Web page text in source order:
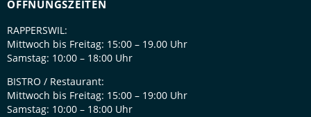
ÖFFNUNGSZEITEN
RAPPERSWIL:
Mittwoch bis Freitag: 15:00 – 19.00 Uhr
Samstag: 10:00 – 18:00 Uhr
BISTRO / Restaurant:
Mittwoch bis Freitag: 15:00 – 19:00 Uhr
Samstag: 10:00 – 18:00 Uhr